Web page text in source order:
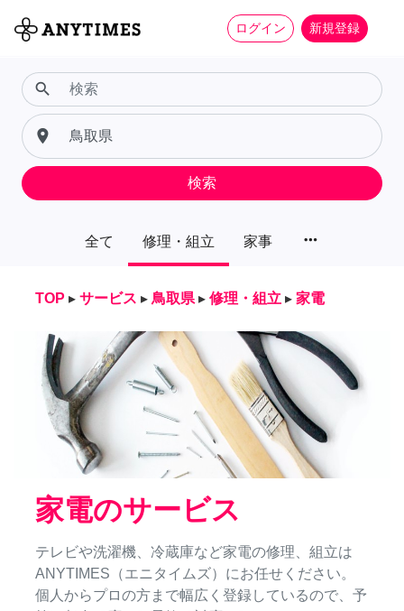
ログイン 新規登録
全て 修理・組立 家事 more_horiz
search
place
検索
TOP ▸ サービス ▸ 鳥取県 ▸ 修理・組立 ▸ 家電
家電のサービス
テレビや洗濯機、冷蔵庫など家電の修理、組立は
ANYTIMES（エニタイムズ）にお任せください。
個人からプロの方まで幅広く登録しているので、予